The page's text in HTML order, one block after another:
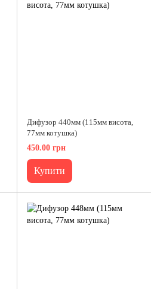
Дифузор 440мм (115мм висота,
77мм котушка)
450.00 грн
Купити